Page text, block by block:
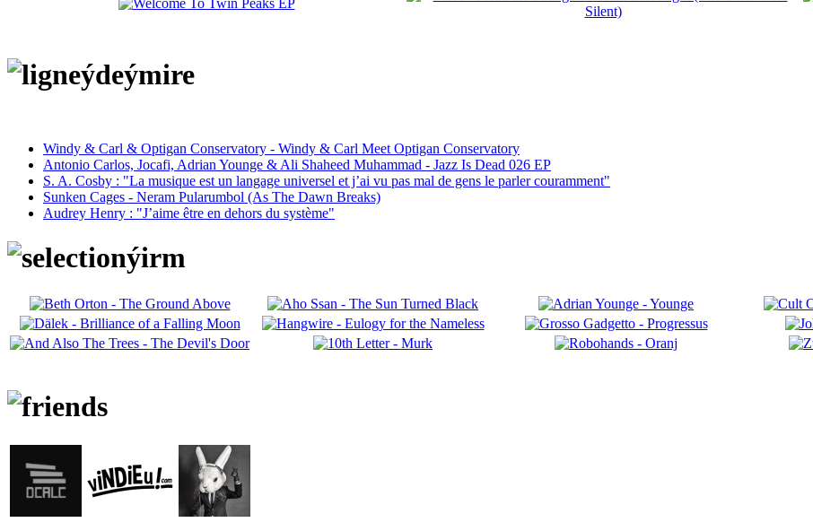
Windy & Carl & Optigan Conservatory - Windy & Carl Meet Optigan Conservatory
Antonio Carlos, Jocafi, Adrian Younge & Ali Shaheed Muhammad - Jazz Is Dead 026 EP
S. A. Cosby : "La musique est un langage universel et j’ai vu pas mal de gens le parler couramment"
Sunken Cages - Neram Pularumbol (As The Dawn Breaks)
Audrey Henry : "J’aime être en dehors du système"